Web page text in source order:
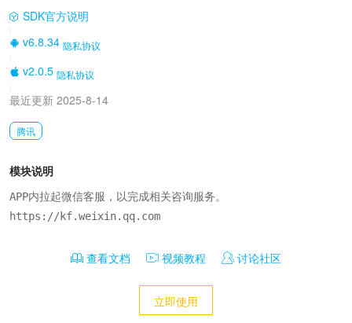
SDK官方说明
v6.8.34 隐私协议
v2.0.5 隐私协议
最近更新 2025-8-14
腾讯
模块说明
APP内拉起微信客服，以完成相关咨询服务。
https://kf.weixin.qq.com
查看文档 视频教程 讨论社区
立即使用